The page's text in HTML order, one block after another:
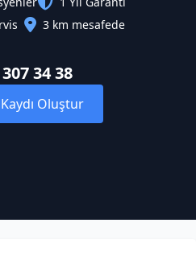
3 km mesafede
34 38
Oluştur